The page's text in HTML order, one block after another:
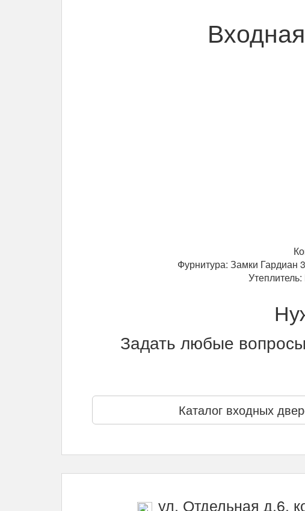
Фурнитура: Замки Гардиан
Задать любые
Каталог входных
ул. Отдельная д.6.